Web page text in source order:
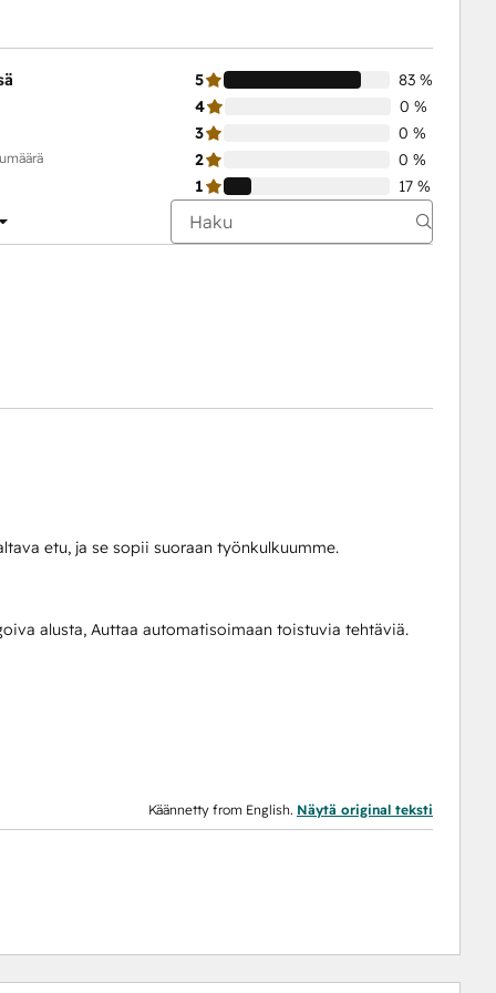
5
83 %
4
0 %
3
0 %
2
0 %
1
17 %
etu, ja se sopii suoraan työnkulkuumme.
alusta, Auttaa automatisoimaan toistuvia tehtäviä.
Käännetty from English. Näytä original teksti